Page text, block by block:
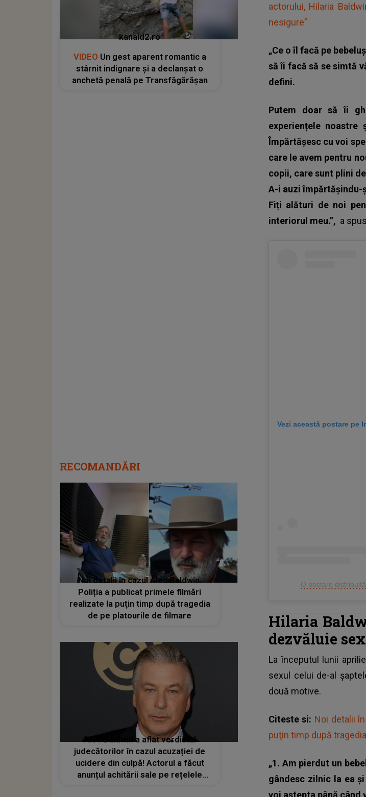
actorului, Hilaria
nesigure”
„Ce o îl facă pe
să îi facă să se simtă
defini.
Putem doar să îi
experiențele
Împărtășesc cu voi
care le avem pentru
copii, care sunt plini
A-i auzi împărtășindu-
Fiți alături de noi
interiorul meu.”, a spus
Vezi această postare pe
O postare
Hilaria
dezvăluie
La începutul lunii
sexul celui de-al
două motive.
Citeste si: Noi detalii
puţin timp după
„1. Am pierdut un
gândesc zilnic la ea
voi aștepta până când
kanald2.ro
VIDEO Un gest aparent romantic a
stârnit indignare și a declanșat o
anchetă penală pe Transfăgărășan
RECOMANDĂRI
Noi detalii în cazul Alec Baldwin.
Poliția a publicat primele filmări
realizate la puţin timp după tragedia
de pe platourile de filmare
Alec Baldwin a aflat verdictul
judecătorilor în cazul acuzației de
ucidere din culpă! Actorul a făcut
anunțul achitării sale pe rețelele